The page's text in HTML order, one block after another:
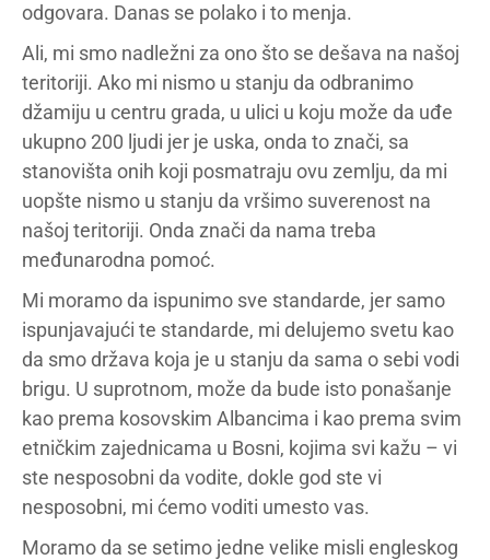
odgovara. Danas se polako i to menja.
Ali, mi smo nadležni za ono što se dešava na našoj
teritoriji. Ako mi nismo u stanju da odbranimo
džamiju u centru grada, u ulici u koju može da uđe
ukupno 200 ljudi jer je uska, onda to znači, sa
stanovišta onih koji posmatraju ovu zemlju, da mi
uopšte nismo u stanju da vršimo suverenost na
našoj teritoriji. Onda znači da nama treba
međunarodna pomoć.
Mi moramo da ispunimo sve standarde, jer samo
ispunjavajući te standarde, mi delujemo svetu kao
da smo država koja je u stanju da sama o sebi vodi
brigu. U suprotnom, može da bude isto ponašanje
kao prema kosovskim Albancima i kao prema svim
etničkim zajednicama u Bosni, kojima svi kažu – vi
ste nesposobni da vodite, dokle god ste vi
nesposobni, mi ćemo voditi umesto vas.
Moramo da se setimo jedne velike misli engleskog